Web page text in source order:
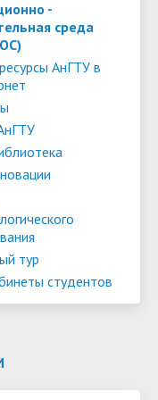
науки и
по
ЛНР,
-
среда
АнГТУ в
тур
студентов